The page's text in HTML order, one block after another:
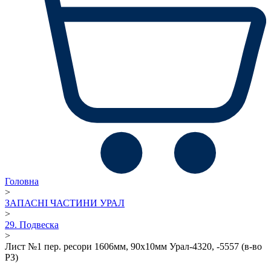
Головна
>
ЗАПАСНІ ЧАСТИНИ УРАЛ
>
29. Подвеска
>
Лист №1 пер. ресори 1606мм, 90х10мм Урал-4320, -5557 (в-во
РЗ)